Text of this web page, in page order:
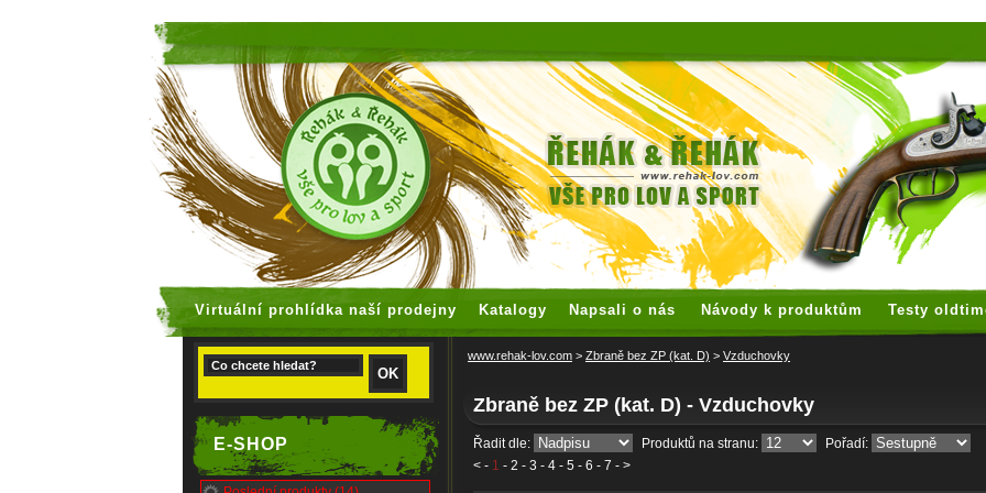
Virtuální prohlídka naší prodejny Katalogy Napsali o nás Návody k produktům Testy
E-SHOP
www.rehak-lov.com > Zbraně bez ZP (kat. D) > Vzduchovky
Zbraně bez ZP (kat. D) - Vzduchovky
Řadit dle: Produktů na stranu:
Pořadí:
< - 1 - 2 - 3 - 4 - 5 - 6 - 7 - >